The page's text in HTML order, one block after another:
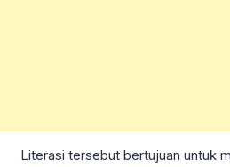
Literasi tersebut bertujuan untuk